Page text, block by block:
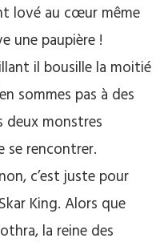
lové au cœur même
une paupière !
il bousille la moitié
sommes pas à des
deux monstres
se rencontrer.
c’est juste pour
King. Alors que
la reine des